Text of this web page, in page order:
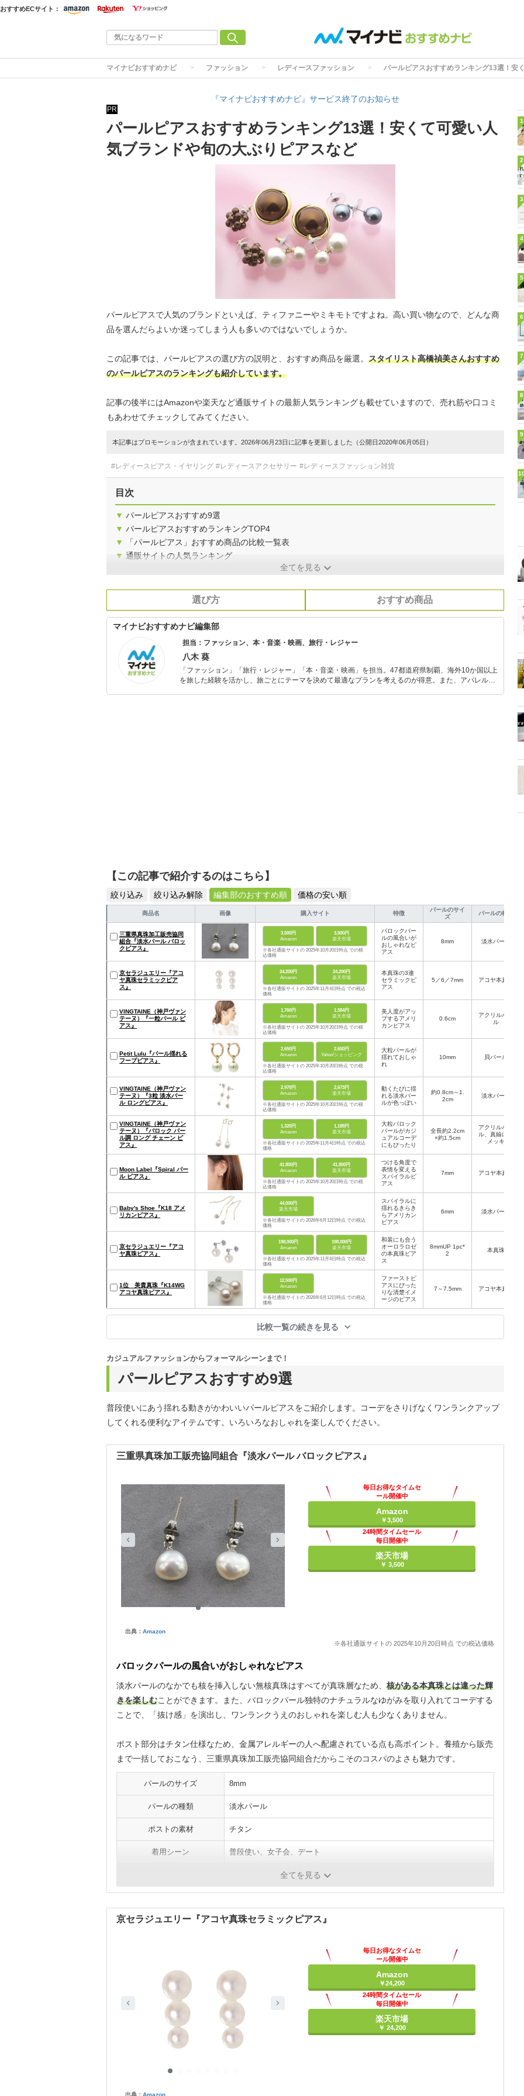
おすすめECサイト：
マイナビおすすめナビ ファッション レディースファッション パールピアスおすすめランキング13選！安
『マイナビおすすめナビ』サービス終了のお知らせ
PR
パールピアスおすすめランキング13選！安くて可愛い人
気ブランドや旬の大ぶりピアスなど
パールピアスで人気のブランドといえば、ティファニーやミキモトですよね。高い買い物なので、どんな商
品を選んだらよいか迷ってしまう人も多いのではないでしょうか。
この記事では、パールピアスの選び方の説明と、おすすめ商品を厳選。 スタイリスト高橋禎美さんおすすめ
のパールピアスのランキングも紹介しています。
記事の後半にはAmazonや楽天など通販サイトの最新人気ランキングも載せていますので、売れ筋や口コミ
もあわせてチェックしてみてください。
本記事はプロモーションが含まれています。2026年06月23日に記事を更新しました（公開日2020年06月05日）
#レディースピアス・イヤリング #レディースアクセサリー #レディースファッション雑貨
目次
▼ パールピアスおすすめ9選
▼ パールピアスおすすめランキングTOP4
▼
「パールピアス」おすすめ商品の比較一覧表
▼ 通販サイトの人気ランキング
全てを見る
選び方 おすすめ商品
マイナビおすすめナビ編集部
担当：ファッション、本・音楽・映画、旅行・レジャー
八木 葵
「ファッション」「旅行・レジャー」「本・音楽・映画」を担当。47都道府県制覇、海外10か国以上
を旅した経験を活かし、旅ごとにテーマを決めて最適なプランを考えるのが得意。また、アパレルシ
【この記事で紹介するのはこちら】
絞り込み 絞り込み解除 編集部のおすすめ順 価格の安い順
商品名 画像 購入サイト 特徴
パールのサイ
ズ
パールの種類
三重県真珠加工販売協同
組合『淡水パール バロッ
クピアス』
3,500円
Amazon
3,500円
楽天市場
※各社通販サイトの 2025年10月20日時点 での税
込価格
バロックパー
ルの風合いが
おしゃれなピ
アス
8mm 淡水パール
京セラジュエリー『アコ
ヤ真珠セラミックピア
ス』
24,200円
Amazon
24,200円
楽天市場
※各社通販サイトの 2025年11月4日時点 での税込
価格
本真珠の3連
セラミックピ
アス
5／6／7mm アコヤ本真珠
VINGTAINE（神戸ヴァン
テーヌ）『一粒パール ピ
アス』
1,760円
Amazon
1,584円
楽天市場
※各社通販サイトの 2025年10月20日時点 での税
込価格
美人度がアッ
プするアメリ
カンピアス
0.6cm
アクリルパー
ル
Petit Lulu『パール揺れる
フープピアス』
2,650円
Amazon
2,650円
Yahoo!ショッピング
※各社通販サイトの 2025年10月20日時点 での税
込価格
大粒パールが
揺れておしゃ
れ
10mm 貝パール
VINGTAINE（神戸ヴァン
テーヌ）『3粒 淡水パー
ル ロングピアス』
2,970円
Amazon
2,673円
楽天市場
※各社通販サイトの 2025年10月20日時点 での税
込価格
動くたびに揺
れる淡水パー
ルが色っぽい
約0.8cm～1.
2cm
淡水パール
VINGTAINE（神戸ヴァン
テーヌ）『バロック パー
ル調 ロング チェーン ピ
アス』
1,320円
Amazon
1,188円
楽天市場
※各社通販サイトの 2025年11月4日時点 での税込
価格
大粒バロック
パールがカジ
ュアルコーデ
にもぴったり
全長約2.2cm
×約1.5cm
アクリルパー
ル、真鍮に金
メッキ
Moon Label『Spiral パー
ル ピアス』
41,800円
Amazon
41,800円
楽天市場
※各社通販サイトの 2025年10月20日時点 での税
込価格
つける角度で
表情を変える
スパイラルピ
アス
7mm アコヤ本真珠
Baby's Shoe『K18 アメ
リカンピアス』
44,000円
楽天市場
※各社通販サイトの 2026年6月12日時点 での税込
価格
スパイラルに
揺れるきらき
らアメリカン
ピアス
6mm 淡水パール
京セラジュエリー『アコ
ヤ真珠ピアス』
198,000円
Amazon
198,000円
楽天市場
※各社通販サイトの 2025年11月4日時点 での税込
価格
和装にも合う
オーロラロゼ
の本真珠ピア
ス
8mmUP 1pc*
2
本真珠
1位 美貴真珠『K14WG
アコヤ真珠ピアス』
12,500円
Amazon
※各社通販サイトの 2026年6月12日時点 での税込
価格
ファーストピ
アスにぴった
りな清楚イメ
ージのピアス
7～7.5mm アコヤ本真珠
比較一覧の続きを見る
パールピアスおすすめ9選
カジュアルファッションからフォーマルシーンまで！
普段使いにあう揺れる動きがかわいいパールピアスをご紹介します。コーデをさりげなくワンランクアップ
してくれる便利なアイテムです。いろいろなおしゃれを楽しんでください。
三重県真珠加工販売協同組合『淡水パール バロックピアス』
出典： Amazon
毎日お得なタイムセ
ール開催中
Amazon
￥3,500
24時間タイムセール
毎日開催中
楽天市場
￥ 3,500
※各社通販サイトの 2025年10月20日時点 での税込価格
バロックパールの風合いがおしゃれなピアス
淡水パールのなかでも核を挿入しない無核真珠はすべてが真珠層なため、 核がある本真珠とは違った輝
きを楽しむことができます。また、バロックパール独特のナチュラルなゆがみを取り入れてコーデする
ことで、「抜け感」を演出し、ワンランクうえのおしゃれを楽しむ人も少なくありません。
ポスト部分はチタン仕様なため、金属アレルギーの人へ配慮されている点も高ポイント。養殖から販売
まで一括しておこなう、三重県真珠加工販売協同組合だからこそのコスパのよさも魅力です。
パールのサイズ 8mm
パールの種類 淡水パール
ポストの素材 チタン
着用シーン 普段使い、女子会、デート
キャッチタイプ全てを見る
京セラジュエリー『アコヤ真珠セラミックピアス』
出典： Amazon
毎日お得なタイムセ
ール開催中
Amazon
￥24,200
24時間タイムセール
毎日開催中
楽天市場
￥ 24,200
1
2
3
4
5
6
7
8
9